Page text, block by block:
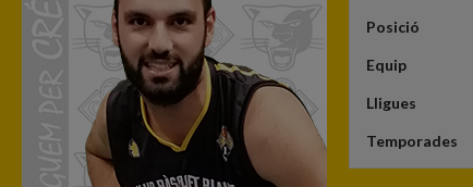
Posició
Equip
Lligues
Temporades